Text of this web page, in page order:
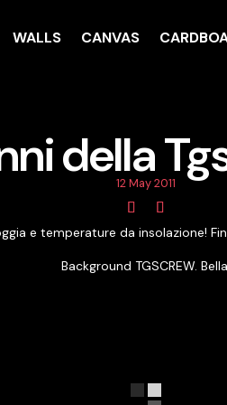
WALLS CANVAS
della
12 May 2011
e temperature da insolazione!
Background TGSCREW.